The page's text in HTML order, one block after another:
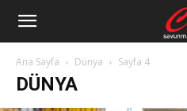
Ana Sayfa Dünya Sayfa 4
DÜNYA